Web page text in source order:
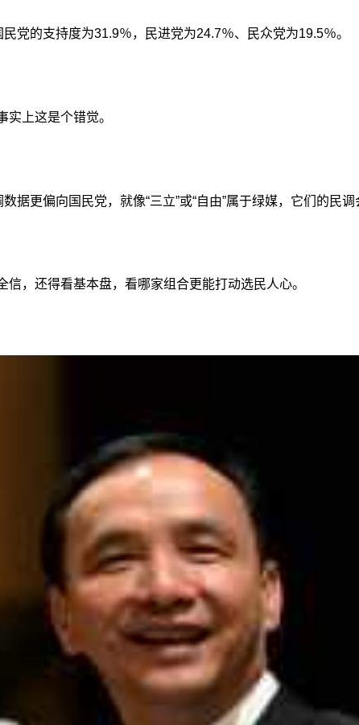
党的支持度为31.9％，民进党为24.7％、民众党为19.5％。
上这是个错觉。
据更偏向国民党，就像“三立”或“自由”属于绿媒，它们的民调
，还得看基本盘，看哪家组合更能打动选民人心。